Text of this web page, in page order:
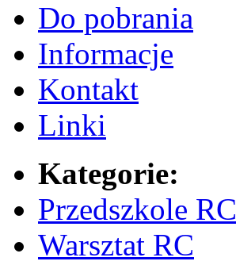
Do pobrania
Informacje
Kontakt
Linki
Kategorie:
Przedszkole RC
Warsztat RC